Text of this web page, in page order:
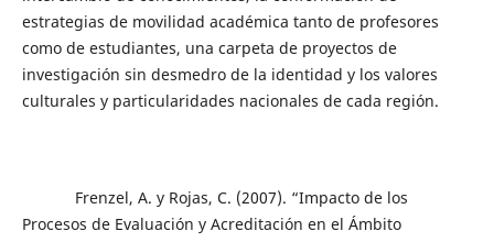
estrategias de movilidad académica tanto de profesores
como de estudiantes, una carpeta de proyectos de
investigación sin desmedro de la identidad y los valores
culturales y particularidades nacionales de cada región.
Frenzel, A. y Rojas, C. (2007). “Impacto de los
Procesos de Evaluación y Acreditación en el Ámbito